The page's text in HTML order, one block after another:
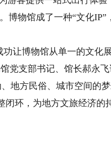
博物馆成了一种“文化IP”
让博物馆从单一的文化
党支部书记、馆长郝永
地方民俗、城市空间的
环，为地方文旅经济的